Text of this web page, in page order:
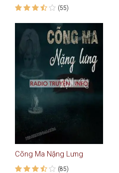
(55)
Cõng Ma Nặng Lưng
(85)